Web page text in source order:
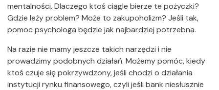
mentalności. Dlaczego ktoś ciągle bierze te pożyczki?
Gdzie leży problem? Może to zakupoholizm? Jeśli tak,
pomoc psychologa będzie jak najbardziej potrzebna.
Na razie nie mamy jeszcze takich narzędzi i nie
prowadzimy podobnych działań. Możemy pomóc, kiedy
ktoś czuje się pokrzywdzony, jeśli chodzi o działania
instytucji rynku finansowego, czyli jeśli bank niesłusznie